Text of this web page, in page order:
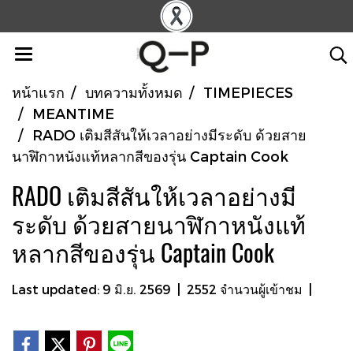
หน้าแรก บทความทั้งหมด
TIMEPIECES
MEANTIME
RADO เติมสีสันให้เวลาอย่างมีระดับ ด้วยสาย
นาฬิกาหนังแท้หลากสีของรุ่น Captain Cook
RADO เติมสีสันให้เวลาอย่างมี
ระดับ ด้วยสายนาฬิกาหนังแท้
หลากสีของรุ่น Captain Cook
Last updated: 9 มิ.ย. 2569 2552 จำนวนผู้เข้าชม